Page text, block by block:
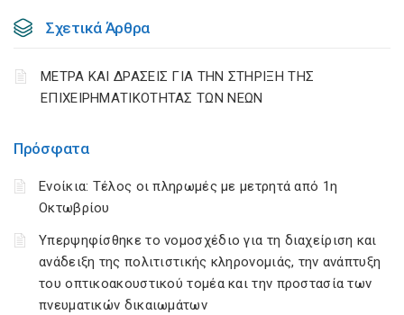
Πρόσφατα
Ενοίκια: Τέλος οι πληρωμές με μετρητά από 1η
Οκτωβρίου
Υπερψηφίσθηκε το νομοσχέδιο για τη διαχείριση και
ανάδειξη της πολιτιστικής κληρονομιάς, την ανάπτυξη
του οπτικοακουστικού τομέα και την προστασία των
πνευματικών δικαιωμάτων
Σχετικά Άρθρα
ΜΕΤΡΑ ΚΑΙ ΔΡΑΣΕΙΣ ΓΙΑ ΤΗΝ ΣΤΗΡΙΞΗ ΤΗΣ
ΕΠΙΧΕΙΡΗΜΑΤΙΚΟΤΗΤΑΣ ΤΩΝ ΝΕΩΝ